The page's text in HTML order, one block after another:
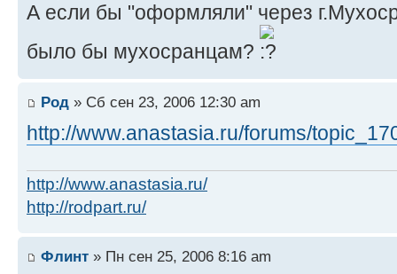
А если бы "оформляли" через
было бы мухосранцам?
Род » Сб сен 23, 2006 12:30 am
http://www.anastasia.ru/forums/
http://www.anastasia.ru/
http://rodpart.ru/
Флинт » Пн сен 25, 2006 8:16 am